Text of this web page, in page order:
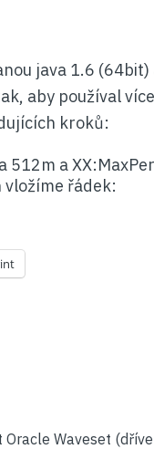
java 1.6
aby používal
kroků:
512m a
řádek:
Waveset